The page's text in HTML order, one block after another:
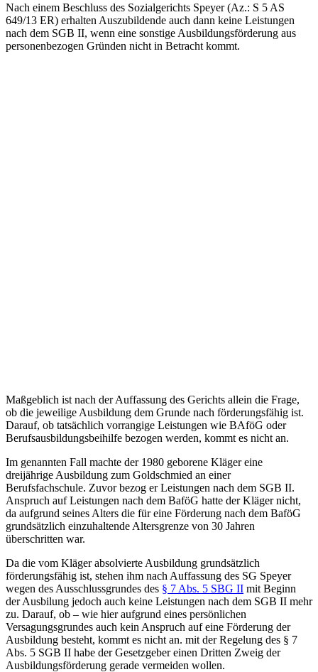
Nach einem Beschluss des Sozialgerichts Speyer (Az.: S 5 AS
649/13 ER) erhalten Auszubildende auch dann keine Leistungen
nach dem SGB II, wenn eine sonstige Ausbildungsförderung aus
personenbezogen Gründen nicht in Betracht kommt.
Maßgeblich ist nach der Auffassung des Gerichts allein die Frage,
ob die jeweilige Ausbildung dem Grunde nach förderungsfähig ist.
Darauf, ob tatsächlich vorrangige Leistungen wie BAföG oder
Berufsausbildungsbeihilfe bezogen werden, kommt es nicht an.
Im genannten Fall machte der 1980 geborene Kläger eine
dreijährige Ausbildung zum Goldschmied an einer
Berufsfachschule. Zuvor bezog er Leistungen nach dem SGB II.
Anspruch auf Leistungen nach dem BaföG hatte der Kläger nicht,
da aufgrund seines Alters die für eine Förderung nach dem BaföG
grundsätzlich einzuhaltende Altersgrenze von 30 Jahren
überschritten war.
Da die vom Kläger absolvierte Ausbildung grundsätzlich
förderungsfähig ist, stehen ihm nach Auffassung des SG Speyer
wegen des Ausschlussgrundes des § 7 Abs. 5 SBG II mit Beginn
der Ausbilung jedoch auch keine Leistungen nach dem SGB II mehr
zu. Darauf, ob – wie hier aufgrund eines persönlichen
Versagungsgrundes auch kein Anspruch auf eine Förderung der
Ausbildung besteht, kommt es nicht an. mit der Regelung des § 7
Abs. 5 SGB II habe der Gesetzgeber einen Dritten Zweig der
Ausbildungsförderung gerade vermeiden wollen.